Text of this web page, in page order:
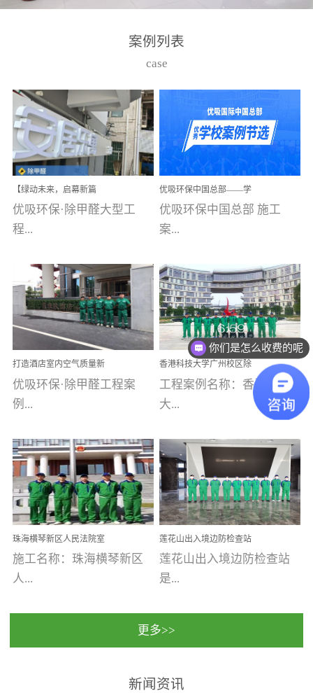
高技能的团队。汇聚了众
取得了多项产品技术专利
和多项国家版权局著作
权，获得高新技术企业称
号。生产优势自主生产自
给自足，优吸公司于2015
在广州番禺区成功建立产
品线生产基地，工厂拥有
自动化生产设备和成熟的
选择源头源材料、严控产
品质量，我们每一批的生
产产品都经过严格的质检
程序；生产车间为优吸总
部和全国分支机构生产光
触媒、净醛王、祛味剂等
优吸系列产品，保质保量
完成生产任务，确保全国
求。资质优势团队优势分
支优势优吸环保是一棵正
茁壮成长的树，只要我们
人人都爱护她、珍惜她、
她将越来越枝繁叶茂，终
将会成为一棵参天大树！
优吸环保截止2020年拥有
全国600家网点分支机构。
案例列表
case
【绿动未来，启幕新篇
章】优吸环保中标深圳安
居乐寓，超大型工装室内
空气治理项目顺利启航，
优吸环保·除甲醛大型工
程...
案例【深圳安居乐寓】室
内空气治理项目深圳安居
乐寓 深圳市安居乐寓
为深圳安居集团旗下城...
优吸环保中国总部——学
校施工案例(节选)
优吸环保中国总部 施工
案...
例(学校工装节选)广州南沙
小学(珠江湾校区)项目地
址：广州市南沙区海滨路
南沙珠江湾江门市蓬江区
禾...
打造酒店室内空气质量新
标杆——优吸环保·标杆之
作：东莞美豪雅致酒店室
内空气治理工程纪实
优吸环保·除甲醛工程案
例...
【东莞美豪雅致酒店】室
内空气治理项目东莞美豪
雅致酒店 东莞美豪雅
致酒店是为中高端人士...
香港科技大学广州校区除
甲醛项目圆满完成
工程案例名称：香港科技
大...
学广州校区室内空气治
理 工程案例地址：广
州南沙区·香港科技大学(广
州)校区 工程案...
珠海横琴新区人民法院室
内除甲醛空气治理项目
施工名称：珠海横琴新区
人...
民法院室内除甲醛空气治
保施工日期：2020年1月珠
莲花山出入境边防检查站
室内除甲醛空气治理项目
莲花山出入境边防检查站
是...
国家通过设在对外开放口
（及各出入境边防检查
更多>>
新闻资讯
你们是怎么收费的呢
现在有优惠活动吗